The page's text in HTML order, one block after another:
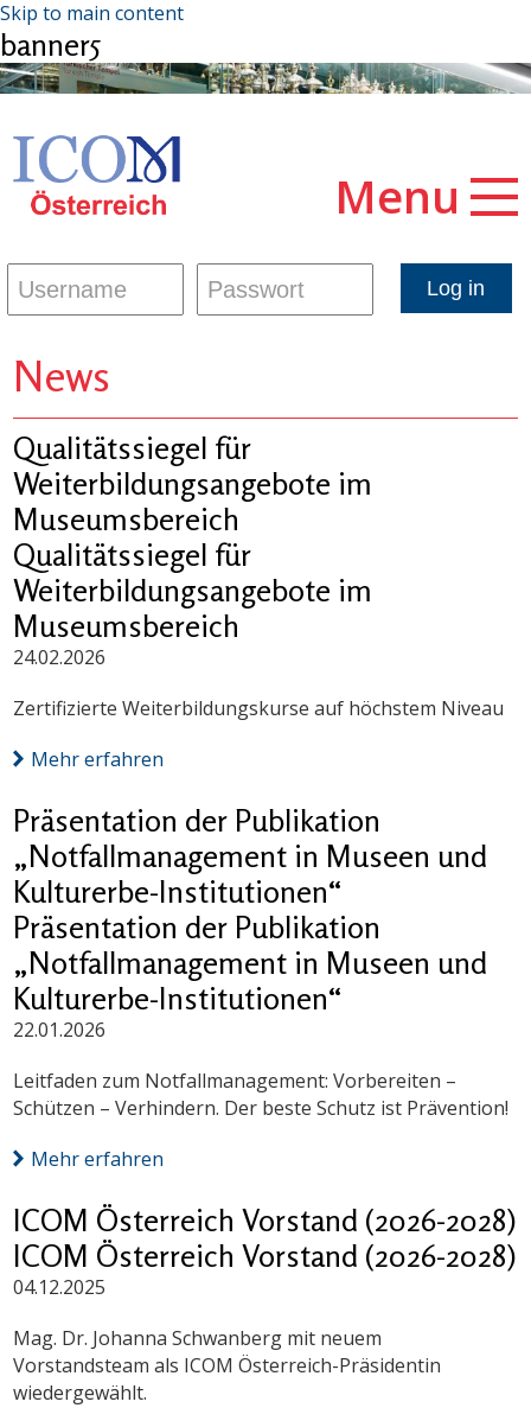
Skip to main content
banner5
Menu
News
Qualitätssiegel für
Weiterbildungsangebote im
Museumsbereich
Qualitätssiegel für
Weiterbildungsangebote im
Museumsbereich
24.02.2026
Zertifizierte Weiterbildungskurse auf höchstem Niveau
Mehr erfahren
Präsentation der Publikation
„Notfallmanagement in Museen und
Kulturerbe-Institutionen“
Präsentation der Publikation
„Notfallmanagement in Museen und
Kulturerbe-Institutionen“
22.01.2026
Leitfaden zum Notfallmanagement: Vorbereiten –
Schützen – Verhindern. Der beste Schutz ist Prävention!
Mehr erfahren
ICOM Österreich Vorstand (2026-2028)
ICOM Österreich Vorstand (2026-2028)
04.12.2025
Mag. Dr. Johanna Schwanberg mit neuem
Vorstandsteam als ICOM Österreich-Präsidentin
wiedergewählt.